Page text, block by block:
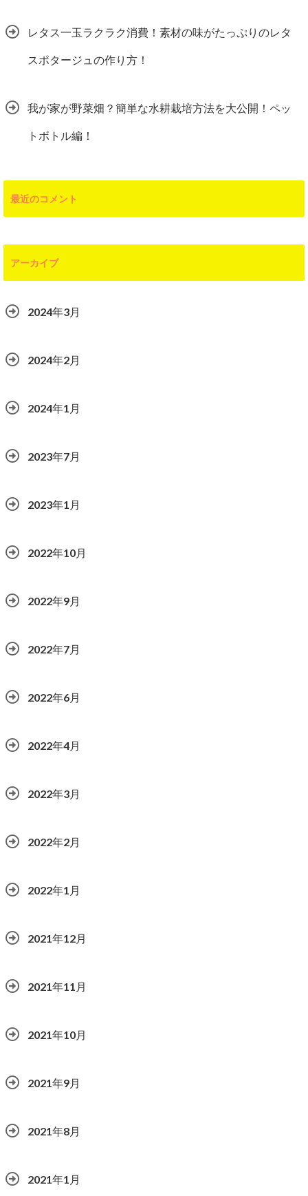
レタス一玉ラクラク消費！素材の味がたっぷりのレタ
スポタージュの作り方！
我が家が野菜畑？簡単な水耕栽培方法を大公開！ペッ
トボトル編！
最近のコメント
アーカイブ
2024年3月
2024年2月
2024年1月
2023年7月
2023年1月
2022年10月
2022年9月
2022年7月
2022年6月
2022年4月
2022年3月
2022年2月
2022年1月
2021年12月
2021年11月
2021年10月
2021年9月
2021年8月
2021年1月